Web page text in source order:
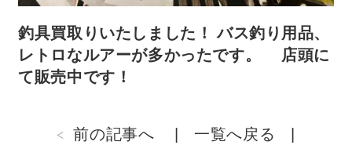
釣具買取りいたしました！ バス釣り用品、
レトロなルアーが多かったです。 店頭に
て販売中です！
前の記事へ
一覧へ戻る